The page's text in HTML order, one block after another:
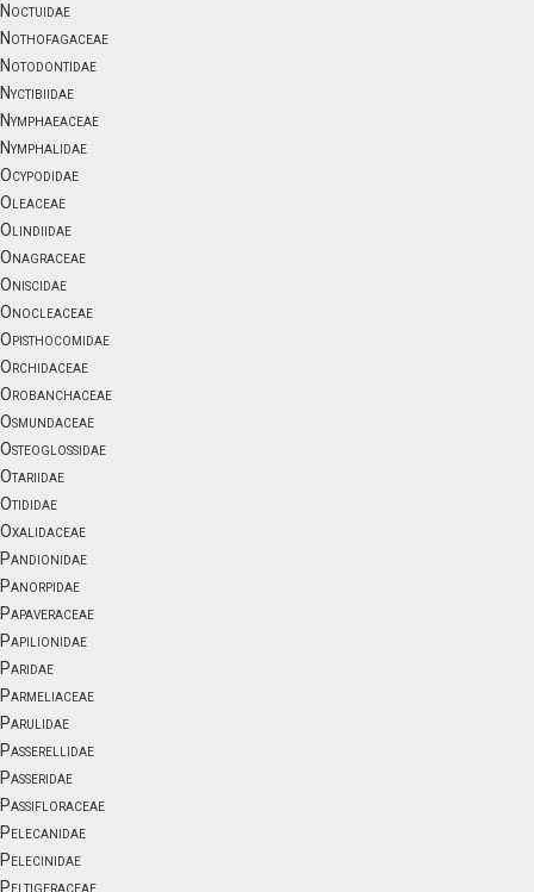
Noctuidae
Nothofagaceae
Notodontidae
Nyctibiidae
Nymphaeaceae
Nymphalidae
Ocypodidae
Oleaceae
Olindiidae
Onagraceae
Oniscidae
Onocleaceae
Opisthocomidae
Orchidaceae
Orobanchaceae
Osmundaceae
Osteoglossidae
Otariidae
Otididae
Oxalidaceae
Pandionidae
Panorpidae
Papaveraceae
Papilionidae
Paridae
Parmeliaceae
Parulidae
Passerellidae
Passeridae
Passifloraceae
Pelecanidae
Pelecinidae
Peltigeraceae